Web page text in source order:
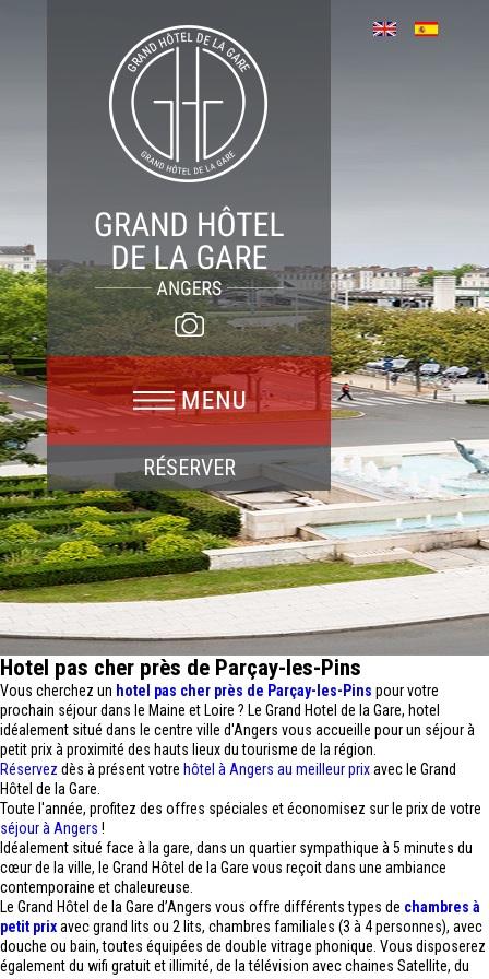
RÉSERVER
Hotel pas cher près de Parçay-les-Pins
Vous cherchez un hotel pas cher près de Parçay-les-Pins pour votre
prochain séjour dans le Maine et Loire ? Le Grand Hotel de la Gare, hotel
idéalement situé dans le centre ville d'Angers vous accueille pour un séjour à
petit prix à proximité des hauts lieux du tourisme de la région.
Réservez dès à présent votre hôtel à Angers au meilleur prixavec le Grand
Hôtel de la Gare.
Toute l'année, profitez des offres spéciales et économisez sur le prix de votre
séjour à Angers !
Idéalement situé face à la gare, dans un quartier sympathique à 5 minutes du
cœur de la ville, le Grand Hôtel de la Gare vous reçoit dans une ambiance
contemporaine et chaleureuse.
Le Grand Hôtel de la Gare d’Angers vous offre différents types de chambres à
petit prixavec grand lits ou 2 lits, chambres familiales (3 à 4 personnes), avec
douche ou bain, toutes équipées de double vitrage phonique. Vous disposerez
également du wifi gratuit et illimité, de la télévision avec chaines Satellite, du